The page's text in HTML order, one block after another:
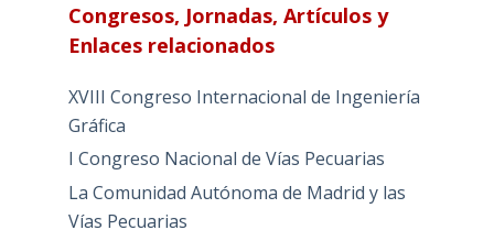
Congresos, Jornadas, Artículos y
Enlaces relacionados
XVIII Congreso Internacional de Ingeniería
Gráfica
I Congreso Nacional de Vías Pecuarias
La Comunidad Autónoma de Madrid y las
Vías Pecuarias